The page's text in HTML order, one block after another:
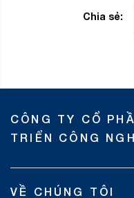
Chia sẻ:
CÔNG TY CỔ
TRIỂN CÔNG
VỀ CHÚNG TÔI